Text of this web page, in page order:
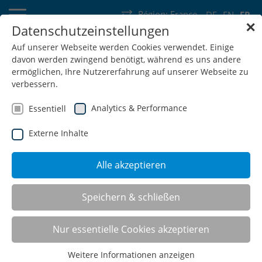
DE EN FR
Région: France
Allemagne Suisse Autriche Belgique Luxembourg
Pays-Bas Wallonie
SHOP
Rayonnages à plateaux
inclinés
✕
Datenschutzeinstellungen
Auf unserer Webseite werden Cookies verwendet. Einige
davon werden zwingend benötigt, während es uns andere
ermöglichen, Ihre Nutzererfahrung auf unserer Webseite zu
verbessern.
Essentiell Analytics & Performance
Externe Inhalte
Alle akzeptieren
Speichern & schließen
Nur essentielle Cookies akzeptieren
Weitere Informationen anzeigen